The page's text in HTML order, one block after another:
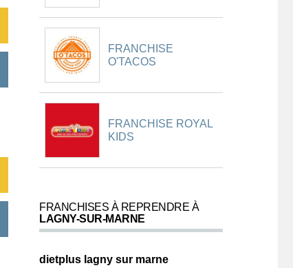
FRANCHISE
O'TACOS
FRANCHISE ROYAL
KIDS
FRANCHISES À REPRENDRE À
LAGNY-SUR-MARNE
dietplus lagny sur marne